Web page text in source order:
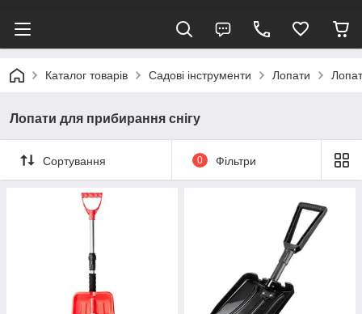
Каталог товарів Садові інструменти Лопати
Лопати для прибирання снігу
Сортування 0 Фільтри